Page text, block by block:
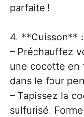
parfaite !
4. **Cuisson** :
– Préchauffez
une cocotte en
dans le four
– Tapissez la
sulfurisé.